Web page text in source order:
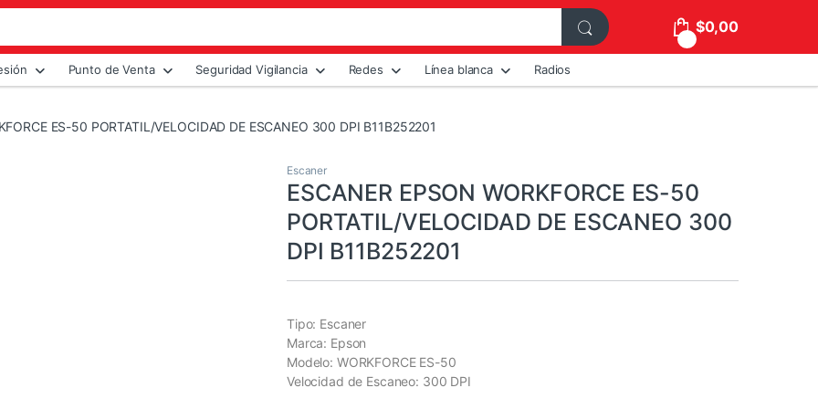
$0,00
Punto de Venta Seguridad Vigilancia Redes Línea blanca Radios
ES-50 PORTATIL/VELOCIDAD DE ESCANEO 300 DPI B11B252201
Escaner
ESCANER EPSON WORKFORCE ES-50
PORTATIL/VELOCIDAD DE ESCANEO 300
DPI B11B252201
Tipo: Escaner
Marca: Epson
Modelo: WORKFORCE ES-50
Velocidad de Escaneo: 300 DPI